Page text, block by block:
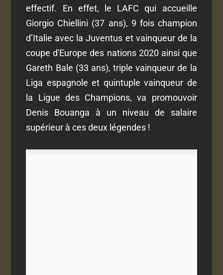
effectif. En effet, le LAFC qui accueille
Giorgio Chiellini (37 ans), 9 fois champion
d’Italie avec la Juventus et vainqueur de la
coupe d'Europe des nations 2020 ainsi que
Gareth Bale (33 ans), triple vainqueur de la
Liga espagnole et quintuple vainqueur de
la Ligue des Champions, va promouvoir
Denis Bouanga à un niveau de salaire
supérieur à ces deux légendes !